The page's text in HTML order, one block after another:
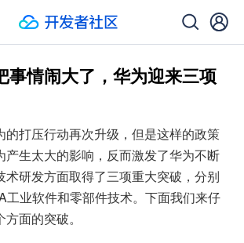
事情闹大了，华为迎来三项
的打压行动再次升级，但是这样的政策
产生太大的影响，反而激发了华为不断
术研发方面取得了三项重大突破，分别
工业软件和零部件技术。下面我们来仔
面的突破。